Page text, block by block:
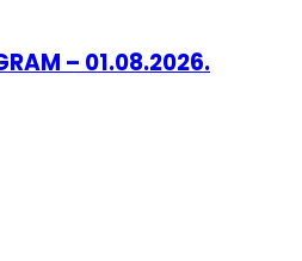
– 01.08.2026.